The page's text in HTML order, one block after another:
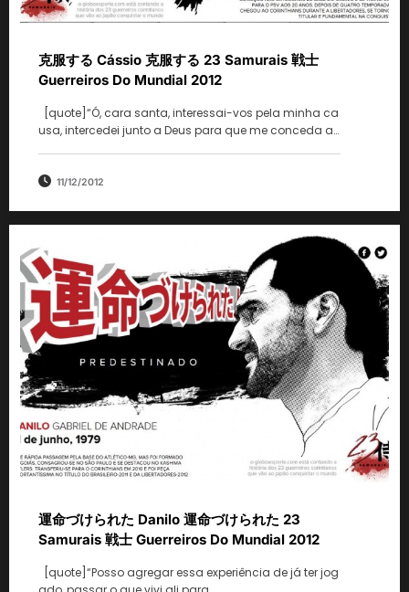
克服する Cássio 克服する 23 Samurais 戦士
Guerreiros Do Mundial 2012
[quote]“Ó, cara santa, interessai-vos pela minha ca
usa, intercedei junto a Deus para que me conceda a…
11/12/2012
運命づけられた Danilo 運命づけられた 23
Samurais 戦士 Guerreiros Do Mundial 2012
[quote]“Posso agregar essa experiência de já ter jog